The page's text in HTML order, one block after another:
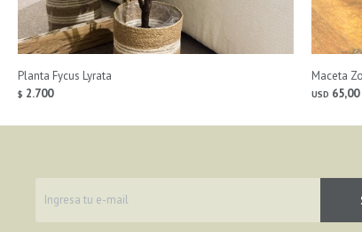
Planta Fycus Lyrata
$ 2.700
Maceta
USD 65,00